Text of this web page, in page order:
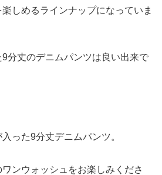
しめるラインナップになっていま
分丈のデニムパンツは良い出来で
った9分丈デニムパンツ。
ンウォッシュをお楽しみくださ